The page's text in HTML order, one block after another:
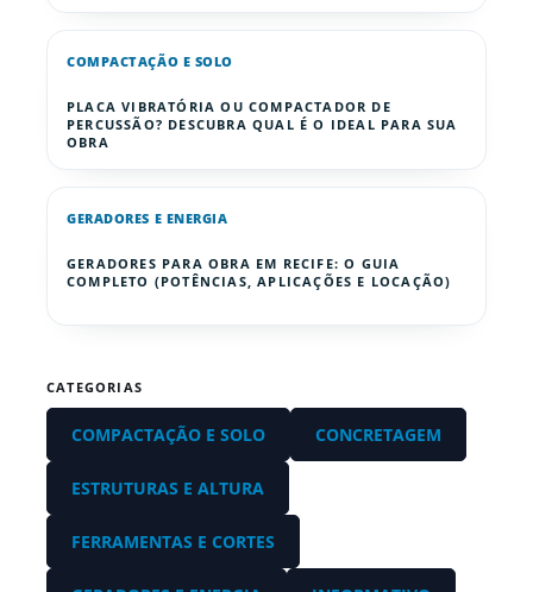
COMPACTAÇÃO E SOLO
PLACA VIBRATÓRIA OU COMPACTADOR DE
PERCUSSÃO? DESCUBRA QUAL É O IDEAL PARA SUA
OBRA
GERADORES E ENERGIA
GERADORES PARA OBRA EM RECIFE: O GUIA
COMPLETO (POTÊNCIAS, APLICAÇÕES E LOCAÇÃO)
CATEGORIAS
COMPACTAÇÃO E SOLO CONCRETAGEM
ESTRUTURAS E ALTURA
FERRAMENTAS E CORTES